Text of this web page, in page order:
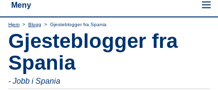
Meny
Hjem > Blogg > Gjesteblogger fra Spania
Gjesteblogger fra
Spania
- Jobb i Spania